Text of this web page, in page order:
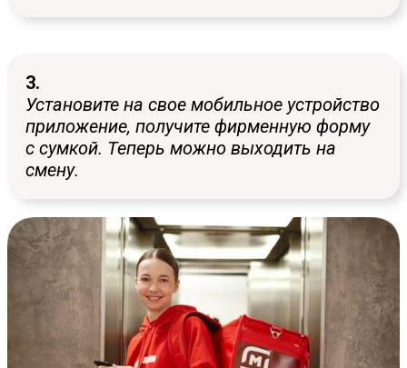
3.
Установите на свое мобильное устройство
приложение, получите фирменную форму
с сумкой. Теперь можно выходить на
смену.